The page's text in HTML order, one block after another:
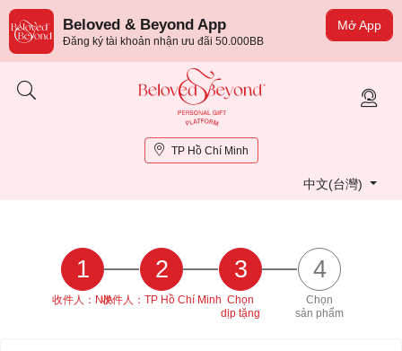
Mở App
Beloved & Beyond App
Đăng ký tài khoản nhận ưu đãi 50.000BB
TP Hồ Chí Minh
中文(台灣)
1
收件人：N/A
2
收件人：TP Hồ Chí Minh
3
Chọn
dịp tặng
4
Chọn
sản phẩm